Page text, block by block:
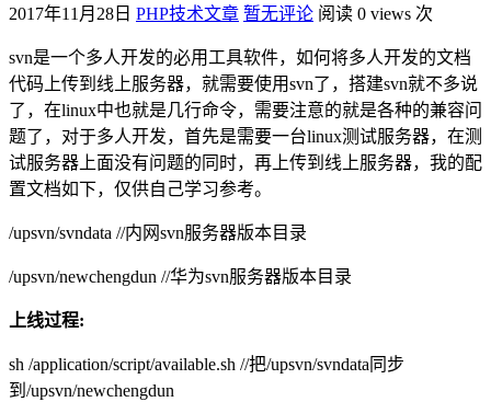
2017年11月28日 PHP技术文章 暂无评论 阅读 0 views 次
svn是一个多人开发的必用工具软件，如何将多人开发的文档
代码上传到线上服务器，就需要使用svn了，搭建svn就不多说
了，在linux中也就是几行命令，需要注意的就是各种的兼容问
题了，对于多人开发，首先是需要一台linux测试服务器，在测
试服务器上面没有问题的同时，再上传到线上服务器，我的配
置文档如下，仅供自己学习参考。
/upsvn/svndata //内网svn服务器版本目录
/upsvn/newchengdun //华为svn服务器版本目录
上线过程:
sh /application/script/available.sh //把/upsvn/svndata同步
到/upsvn/newchengdun